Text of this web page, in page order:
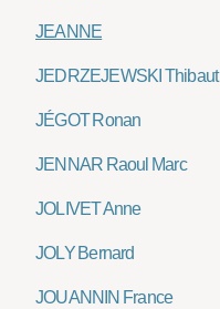
JEANNE
JEDRZEJEWSKI Thibaut
JÉGOT Ronan
JENNAR Raoul Marc
JOLIVET Anne
JOLY Bernard
JOUANNIN France